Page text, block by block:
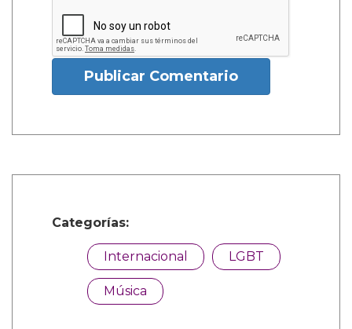
Publicar Comentario
Categorías:
Internacional LGBT
Música